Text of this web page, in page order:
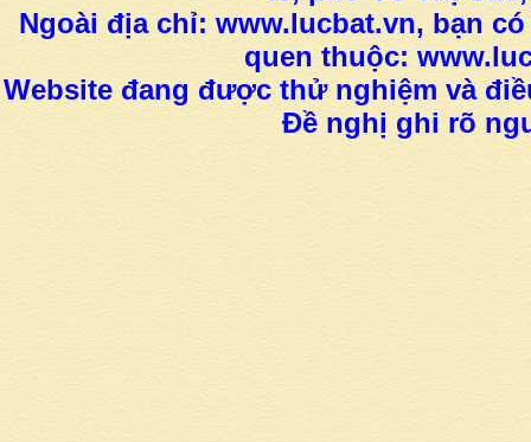
Ngoài địa chỉ: www.lucbat.vn, bạn
quen thuộc:
Website đang được thử nghiệm và
Đề nghị ghi rõ